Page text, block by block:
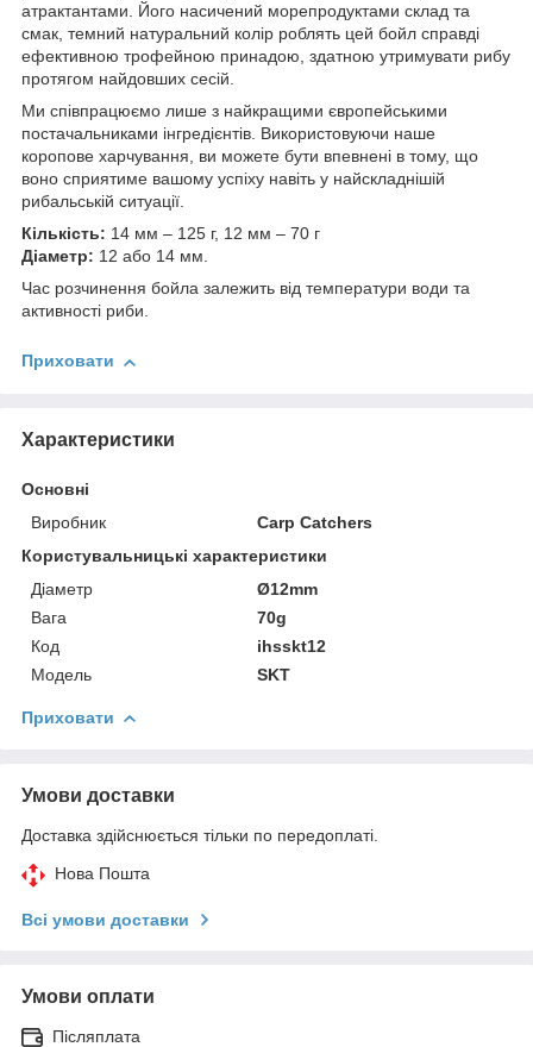
атрактантами. Його насичений морепродуктами склад та
смак, темний натуральний колір роблять цей бойл справді
ефективною трофейною принадою, здатною утримувати рибу
протягом найдовших сесій.
Ми співпрацюємо лише з найкращими європейськими
постачальниками інгредієнтів. Використовуючи наше
коропове харчування, ви можете бути впевнені в тому, що
воно сприятиме вашому успіху навіть у найскладнішій
рибальській ситуації.
Кількість: 14 мм – 125 г, 12 мм – 70 г
Діаметр: 12 або 14 мм.
Час розчинення бойла залежить від температури води та
активності риби.
Приховати
Характеристики
Основні
Виробник
Carp Catchers
Користувальницькі характеристики
Діаметр
Ø12mm
Вага
70g
Код
ihsskt12
Мoдель
SKT
Приховати
Умови доставки
Доставка здійснюється тільки по передоплаті.
Нова Пошта
Всі умови доставки
Умови оплати
Післяплата